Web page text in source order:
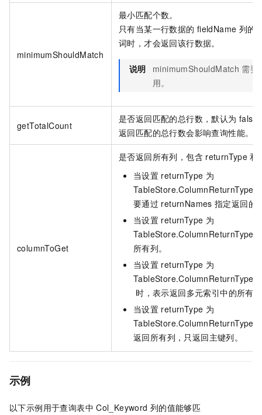
minimumShouldMatch
最小匹配个数。
只有当某一行数据的 fieldName 列的
词时，才会返回该行数据。
说明 minimumShouldMatch 需要
用。
getTotalCount
是否返回匹配的总行数，默认为 false
返回匹配的总行数会影响查询性能。
columnToGet
是否返回所有列，包含 returnType 和
当设置 returnType 为
要通过 returnNames 指定返回的
当设置 returnType 为
所有列。
当设置 returnType 为
时，表示返回多元索引中的所有
当设置 returnType 为
返回所有列，只返回主键列。
示例
以下示例用于查询表中 Col_Keyword 列的值能够匹